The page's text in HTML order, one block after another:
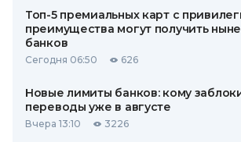
Топ-5 премиальных карт с
преимущества могут получить
банков
Сегодня 06:50 626
Новые лимиты банков: кому
переводы уже в августе
Вчера 13:10 3226